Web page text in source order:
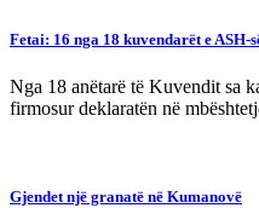
Fetai: 16 nga 18 kuvendarët e
Nga 18 anëtarë të Kuvendit sa
firmosur deklaratën në
Gjendet një granatë në Kumanovë